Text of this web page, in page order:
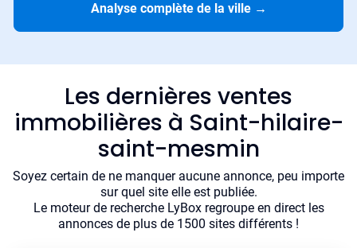
Analyse complète de la ville →
Les dernières ventes
immobilières à Saint-hilaire-
saint-mesmin
Soyez certain de ne manquer aucune annonce, peu importe
sur quel site elle est publiée.
Le moteur de recherche LyBox regroupe en direct les
annonces de plus de 1500 sites différents !